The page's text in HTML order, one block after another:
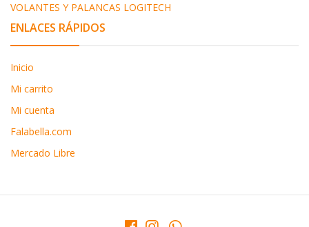
VOLANTES Y PALANCAS LOGITECH
ENLACES RÁPIDOS
Inicio
Mi carrito
Mi cuenta
Falabella.com
Mercado Libre